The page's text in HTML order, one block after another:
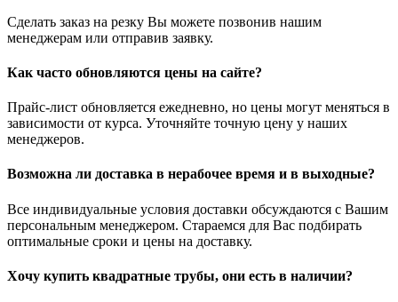
Сделать заказ на резку Вы можете позвонив нашим
менеджерам или отправив заявку.
Как часто обновляются цены на сайте?
Прайс-лист обновляется ежедневно, но цены могут меняться в
зависимости от курса. Уточняйте точную цену у наших
менеджеров.
Возможна ли доставка в нерабочее время и в выходные?
Все индивидуальные условия доставки обсуждаются с Вашим
персональным менеджером. Стараемся для Вас подбирать
оптимальные сроки и цены на доставку.
Хочу купить квадратные трубы, они есть в наличии?